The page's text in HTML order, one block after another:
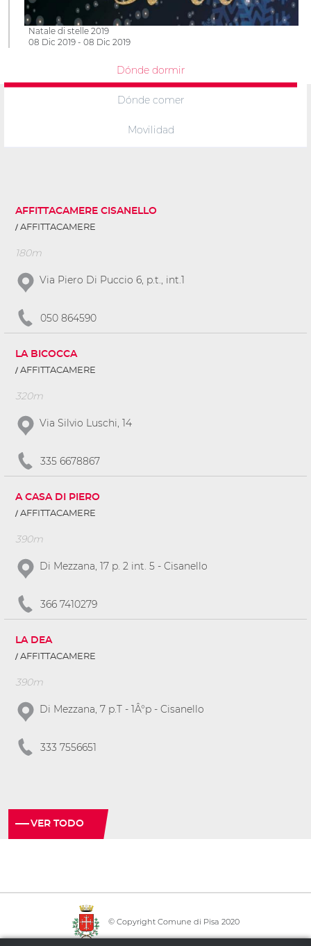
Natale di stelle 2019
08 Dic 2019 - 08 Dic 2019
Dónde dormir
Dónde comer
Movilidad
AFFITTACAMERE CISANELLO
AFFITTACAMERE
180m
Via Piero Di Puccio 6, p.t., int.1
050 864590
LA BICOCCA
AFFITTACAMERE
320m
Via Silvio Luschi, 14
335 6678867
A CASA DI PIERO
AFFITTACAMERE
390m
Di Mezzana, 17 p. 2 int. 5 - Cisanello
366 7410279
LA DEA
AFFITTACAMERE
390m
Di Mezzana, 7 p.T - 1Â°p - Cisanello
333 7556651
VER TODO
© Copyright Comune di Pisa 2020